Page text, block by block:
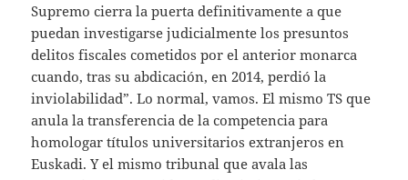
Supremo cierra la puerta definitivamente a que
puedan investigarse judicialmente los presuntos
delitos fiscales cometidos por el anterior monarca
cuando, tras su abdicación, en 2014, perdió la
inviolabilidad”. Lo normal, vamos. El mismo TS que
anula la transferencia de la competencia para
homologar títulos universitarios extranjeros en
Euskadi. Y el mismo tribunal que avala las